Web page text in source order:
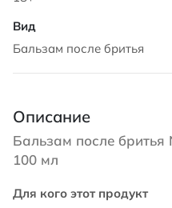
Бальзам после бритья
Описание
Бальзам после бритья
100 мл
Для кого этот продукт